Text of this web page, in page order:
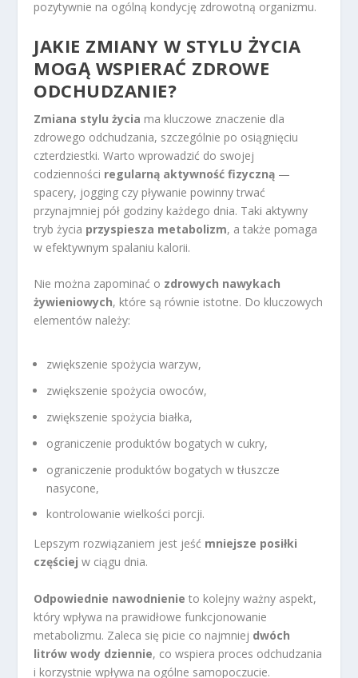
pozytywnie na ogólną kondycję zdrowotną organizmu.
JAKIE ZMIANY W STYLU ŻYCIA
MOGĄ WSPIERAĆ ZDROWE
ODCHUDZANIE?
Zmiana stylu życia ma kluczowe znaczenie dla
zdrowego odchudzania, szczególnie po osiągnięciu
czterdziestki. Warto wprowadzić do swojej
codzienności regularną aktywność fizyczną —
spacery, jogging czy pływanie powinny trwać
przynajmniej pół godziny każdego dnia. Taki aktywny
tryb życia przyspiesza metabolizm, a także pomaga
w efektywnym spalaniu kalorii.
Nie można zapominać o zdrowych nawykach
żywieniowych, które są równie istotne. Do kluczowych
elementów należy:
zwiększenie spożycia warzyw,
zwiększenie spożycia owoców,
zwiększenie spożycia białka,
ograniczenie produktów bogatych w cukry,
ograniczenie produktów bogatych w tłuszcze
nasycone,
kontrolowanie wielkości porcji.
Lepszym rozwiązaniem jest jeść mniejsze posiłki
częściej w ciągu dnia.
Odpowiednie nawodnienie to kolejny ważny aspekt,
który wpływa na prawidłowe funkcjonowanie
metabolizmu. Zaleca się picie co najmniej dwóch
litrów wody dziennie, co wspiera proces odchudzania
i korzystnie wpływa na ogólne samopoczucie.